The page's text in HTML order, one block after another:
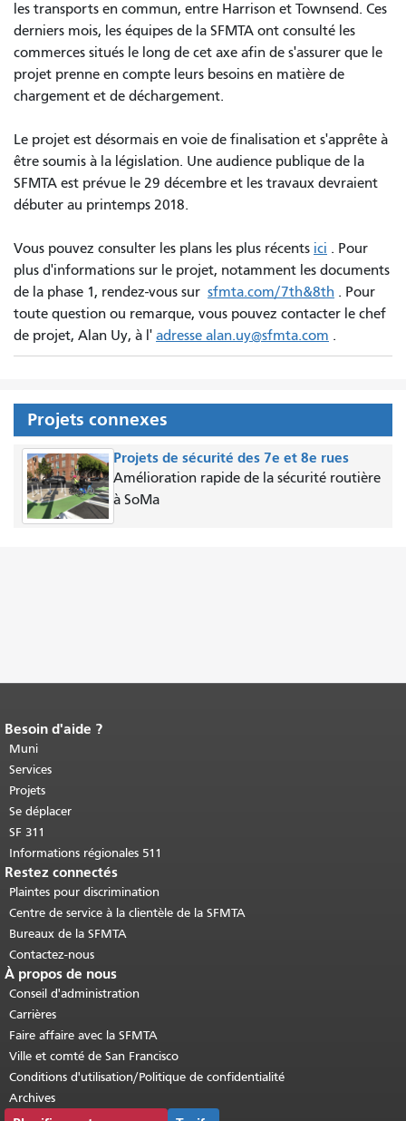
les transports en commun, entre Harrison et Townsend. Ces
derniers mois, les équipes de la SFMTA ont consulté les
commerces situés le long de cet axe afin de s'assurer que le
projet prenne en compte leurs besoins en matière de
chargement et de déchargement.
Le projet est désormais en voie de finalisation et s'apprête à
être soumis à la législation. Une audience publique de la
SFMTA est prévue le 29 décembre et les travaux devraient
débuter au printemps 2018.
Vous pouvez consulter les plans les plus récents ici . Pour
plus d'informations sur le projet, notamment les documents
de la phase 1, rendez-vous sur sfmta.com/7th&8th . Pour
toute question ou remarque, vous pouvez contacter le chef
de projet, Alan Uy, à l' adresse alan.uy@sfmta.com .
Projets connexes
Projets de sécurité des 7e et 8e rues
Amélioration rapide de la sécurité routière
à SoMa
Fin du contenu de la page.
cette page se répète sur chaque page.
Retour au haut du contenu principal
Besoin d'aide ?
Muni
Services
Projets
Se déplacer
SF 311
Informations régionales 511
Restez connectés
Plaintes pour discrimination
Centre de service à la clientèle de la SFMTA
Bureaux de la SFMTA
Contactez-nous
À propos de nous
Conseil d'administration
Carrières
Faire affaire avec la SFMTA
Ville et comté de San Francisco
Conditions d'utilisation/Politique de confidentialité
Archives